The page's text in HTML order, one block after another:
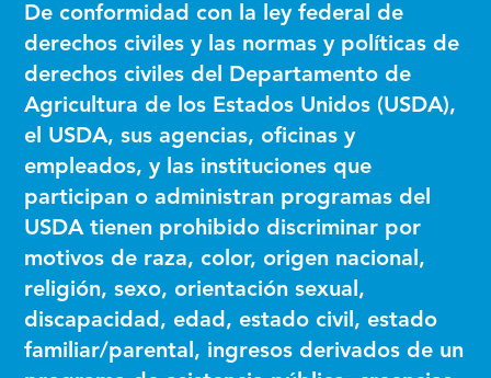
De conformidad con la ley federal de
derechos civiles y las normas y políticas de
derechos civiles del Departamento de
Agricultura de los Estados Unidos (USDA),
el USDA, sus agencias, oficinas y
empleados, y las instituciones que
participan o administran programas del
USDA tienen prohibido discriminar por
motivos de raza, color, origen nacional,
religión, sexo, orientación sexual,
discapacidad, edad, estado civil, estado
familiar/parental, ingresos derivados de un